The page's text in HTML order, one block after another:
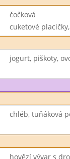
čočková
cuketové
jogurt, piškoty,
chléb, tuňáková
hovězí vývar s